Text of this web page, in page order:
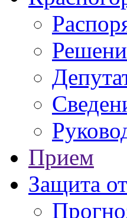
Прием
Защита